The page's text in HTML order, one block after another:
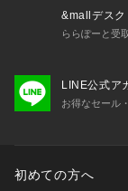
&mallデスク
ららぽーと受
LINE公式ア
お得なセール
初めての方へ